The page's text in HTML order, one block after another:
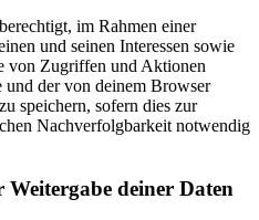
im Rahmen einer
und seinen Interessen sowie
von Zugriffen und Aktionen
und der von deinem Browser
speichern, sofern dies zur
Nachverfolgbarkeit notwendig
Weitergabe deiner Daten